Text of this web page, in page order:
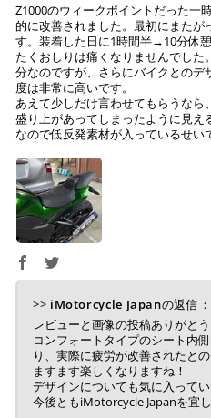
Z1000のウィークポイントだった一
的に改善されました。最初にまたが
す。装着した日に1時間半→10分休
たくおしりは痛くなりませんでし
分なのですが、さらにバイクとのデ
度は非常に高いです。
あえて少しだけ言わせてもらうなら
盛り上があってしまったように見
なので低反発素材が入っているせい
>> iMotorcycle Japanの返信：
レビューと画像の投稿ありがと
コンフォートタイプのシート内
り、実際に疲労が改善されたと
ますます楽しくなりますね！
デザインについても気に入って
今後ともiMotorcycle Japanを宜